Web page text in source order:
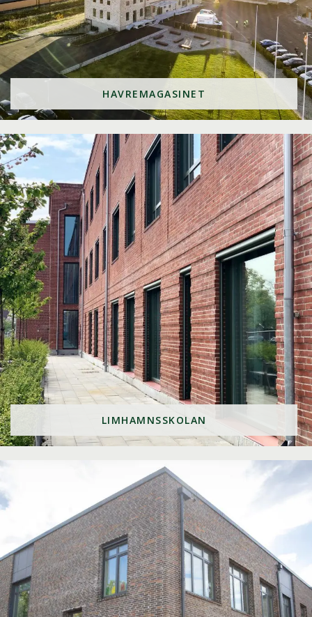
HAVREMAGASINET
LIMHAMNSSKOLAN